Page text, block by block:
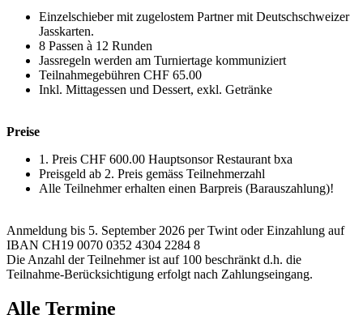
Einzelschieber mit zugelostem Partner mit Deutschschweizer
Jasskarten.
8 Passen à 12 Runden
Jassregeln werden am Turniertage kommuniziert
Teilnahmegebühren CHF 65.00
Inkl. Mittagessen und Dessert, exkl. Getränke
Preise
1. Preis CHF 600.00 Hauptsonsor Restaurant bxa
Preisgeld ab 2. Preis gemäss Teilnehmerzahl
Alle Teilnehmer erhalten einen Barpreis (Barauszahlung)!
Anmeldung bis 5. September 2026 per Twint oder Einzahlung auf
IBAN CH19 0070 0352 4304 2284 8
Die Anzahl der Teilnehmer ist auf 100 beschränkt d.h. die
Teilnahme-Berücksichtigung erfolgt nach Zahlungseingang.
Alle Termine